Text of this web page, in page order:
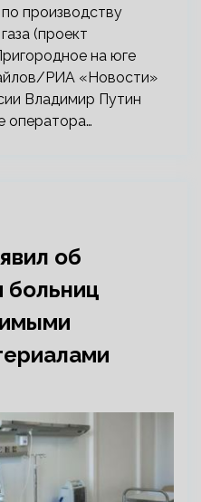
производству
(проект
на юге
РИА «Новости»
Владимир Путин
оператора…
об
больниц